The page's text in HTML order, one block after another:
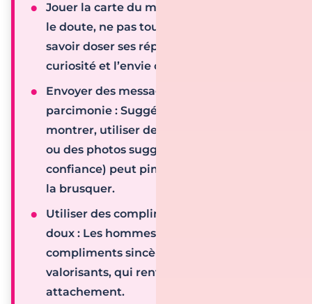
Jouer la carte du mystère
le doute, ne pas tout dévoiler sur soi et
savoir doser ses réponses attise la
curiosité et l’envie chez l’autre.
Envoyer des messages coquins avec
parcimonie: Suggérer plutôt que tout
montrer, utiliser des allusions sensuelles
ou des photos suggestives (en toute
confiance) peut pimenter la relation sans
la brusquer.
Utiliser des compliments et des mots
doux: Les hommes apprécient les
compliments sincères et les messages
valorisants, qui renforcent leur
attachement.